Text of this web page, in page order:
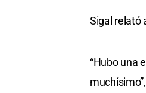
Sigal relató
“Hubo una